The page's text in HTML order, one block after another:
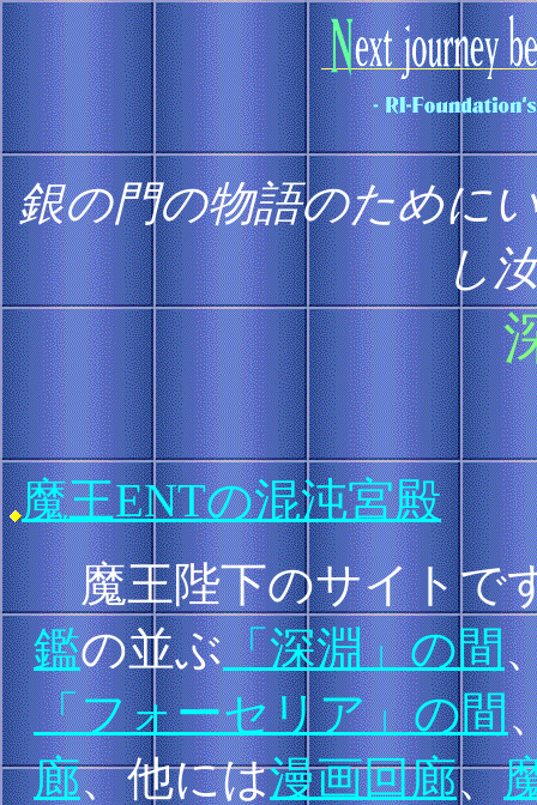
銀の門の物語のために
し
魔王ENTの混沌宮殿
魔王陛下のサイトで
鑑の並ぶ「深淵」の間
「フォーセリア」の間
廊、他には漫画回廊、